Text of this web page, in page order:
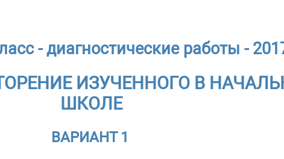
- диагностические работы -
ИЗУЧЕННОГО В
ШКОЛЕ
ВАРИАНТ 1